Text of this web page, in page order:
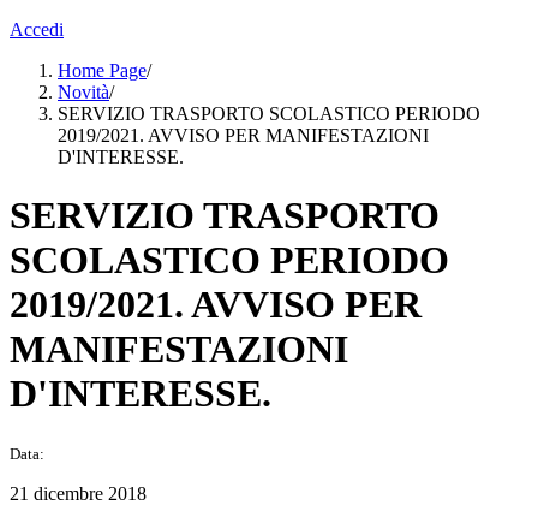
Accedi
Home Page/
Novità/
SERVIZIO TRASPORTO SCOLASTICO PERIODO
2019/2021. AVVISO PER MANIFESTAZIONI
D'INTERESSE.
SERVIZIO TRASPORTO
SCOLASTICO PERIODO
2019/2021. AVVISO PER
MANIFESTAZIONI
D'INTERESSE.
Data:
21 dicembre 2018